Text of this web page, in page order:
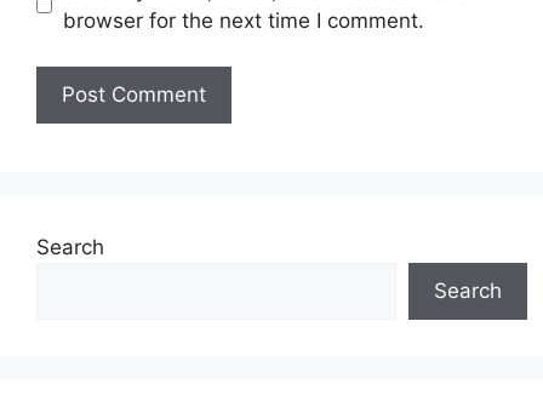
browser for the next time I comment.
Search
Search